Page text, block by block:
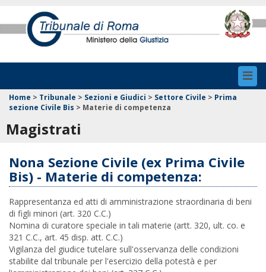
Home > Tribunale > Sezioni e Giudici > Settore Civile > Prima
sezione Civile Bis > Materie di competenza
Magistrati
Nona Sezione Civile (ex Prima Civile
Bis) - Materie di competenza:
Rappresentanza ed atti di amministrazione straordinaria di beni
di figli minori (art. 320 C.C.)
Nomina di curatore speciale in tali materie (artt. 320, ult. co. e
321 C.C., art. 45 disp. att. C.C.)
Vigilanza del giudice tutelare sull'osservanza delle condizioni
stabilite dal tribunale per l'esercizio della potestà e per